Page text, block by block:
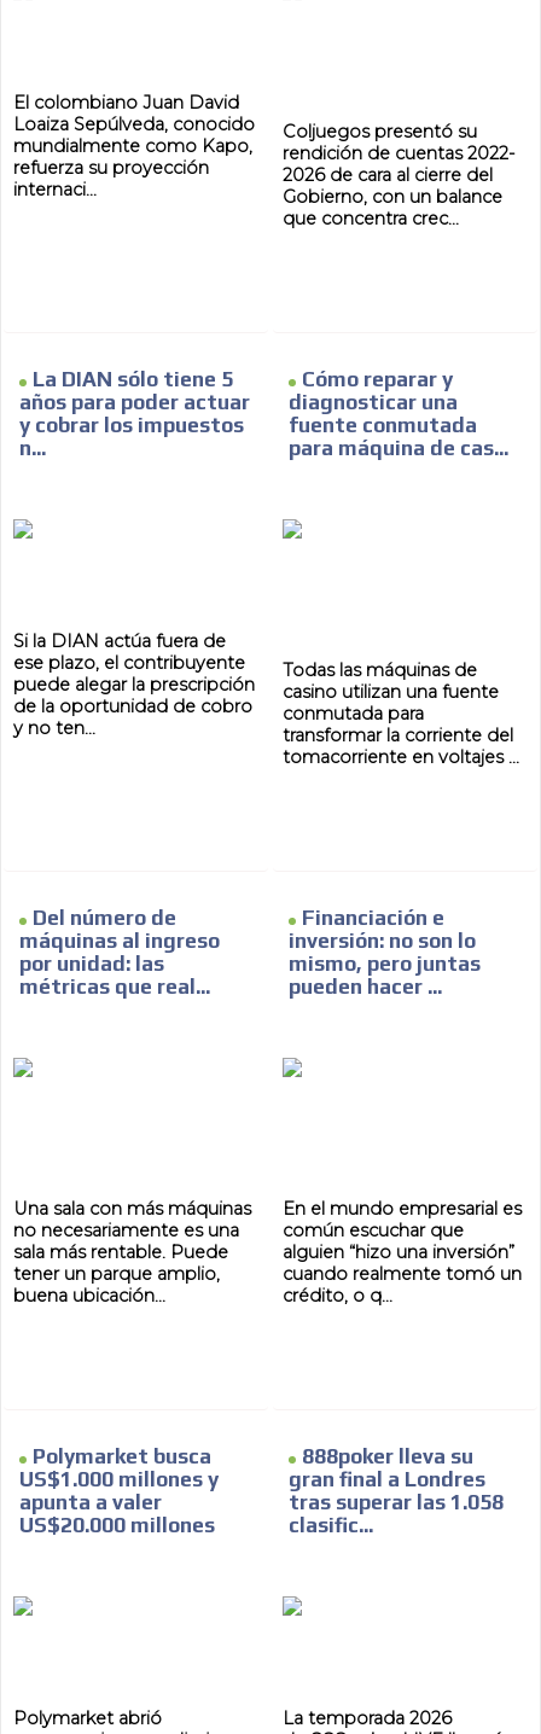
El colombiano Juan David
Loaiza Sepúlveda, conocido
mundialmente como Kapo,
refuerza su proyección
internaci...
Coljuegos presentó su
rendición de cuentas 2022-
2026 de cara al cierre del
Gobierno, con un balance
que concentra crec...
La DIAN sólo tiene 5
años para poder actuar
y cobrar los impuestos
n...
Si la DIAN actúa fuera de
ese plazo, el contribuyente
puede alegar la prescripción
de la oportunidad de cobro
y no ten...
Cómo reparar y
diagnosticar una
fuente conmutada
para máquina de cas...
Todas las máquinas de
casino utilizan una fuente
conmutada para
transformar la corriente del
tomacorriente en voltajes ...
Del número de
máquinas al ingreso
por unidad: las
métricas que real...
Una sala con más máquinas
no necesariamente es una
sala más rentable. Puede
tener un parque amplio,
buena ubicación...
Financiación e
inversión: no son lo
mismo, pero juntas
pueden hacer ...
En el mundo empresarial es
común escuchar que
alguien “hizo una inversión”
cuando realmente tomó un
crédito, o q...
Polymarket busca
US$1.000 millones y
apunta a valer
US$20.000 millones
Polymarket abrió
888poker lleva su
gran final a Londres
tras superar las 1.058
clasific...
La temporada 2026